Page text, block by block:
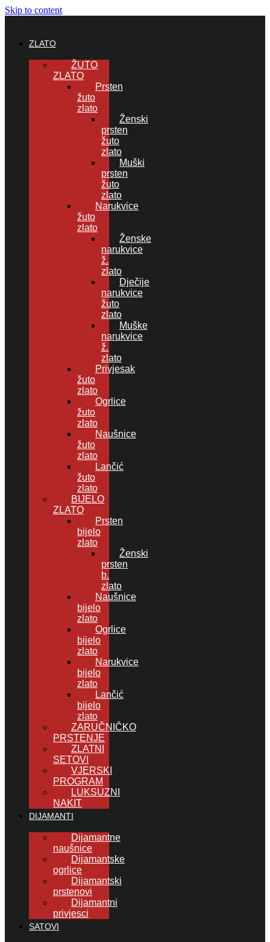
Skip to content
ZLATO
ŽUTO
ZLATO
Prsten
žuto
zlato
Ženski
prsten
žuto
zlato
Muški
prsten
žuto
zlato
Narukvice
žuto
zlato
Ženske
narukvice
ž.
zlato
Dječije
narukvice
žuto
zlato
Muške
narukvice
ž.
zlato
Privjesak
žuto
zlato
Ogrlice
žuto
zlato
Naušnice
žuto
zlato
Lančić
žuto
zlato
BIJELO
ZLATO
Prsten
bijelo
zlato
Ženski
prsten
b.
zlato
Naušnice
bijelo
zlato
Ogrlice
bijelo
zlato
Narukvice
bijelo
zlato
Lančić
bijelo
zlato
ZARUČNIČKO
PRSTENJE
ZLATNI
SETOVI
VJERSKI
PROGRAM
LUKSUZNI
NAKIT
DIJAMANTI
Dijamantne
naušnice
Dijamantske
ogrlice
Dijamantski
prstenovi
Dijamantni
privjesci
SATOVI